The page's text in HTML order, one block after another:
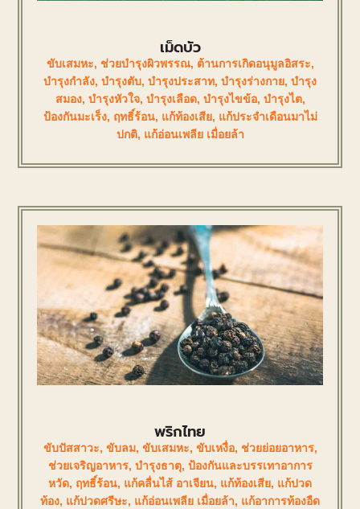
เม็ดบัว
ขับเสมหะ, ช่วยบำรุงผิวพรรณ, ต้านการเกิดอนุมูลอิสระ,
บำรุงกำลัง, บำรุงตับ, บำรุงประสาท, บำรุงร่างกาย, บำรุง
สมอง, บำรุงหัวใจ, บำรุงเลือด, บำรุงไขข้อ, บำรุงไต,
ป้องกันมะเร็ง, ฤทธิ์ร้อน, แก้ท้องเสีย, แก้ประจำเดือนมาไม่
ปกติ, แก้อ่อนเพลีย เมื่อยล้า
พริกไทย
ขับปัสสาวะ, ขับลม, ขับเสมหะ, ขับเหงื่อ, ช่วยย่อยอาหาร,
ช่วยเจริญอาหาร, บำรุงธาตุ, ป้องกันและบรรเทาอาการ
หวัด, ฤทธิ์ร้อน, แก้คลื่นไส้ อาเจียน, แก้ท้องเสีย, แก้ปวด
ท้อง, แก้ปวดศรีษะ, แก้อ่อนเพลีย เมื่อยล้า, แก้อาการท้องอืด